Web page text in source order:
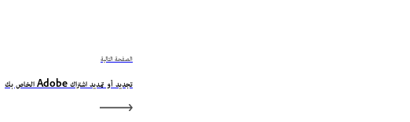
الصفحة التالية
تجديد أو تمديد اشتراك Adobe الخاص بك